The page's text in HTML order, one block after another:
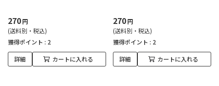
270円
(送料別・税込)
獲得ポイント : 2
詳細 カートに入れる
270円
(送料別・税込)
獲得ポイント : 2
詳細 カートに入れる